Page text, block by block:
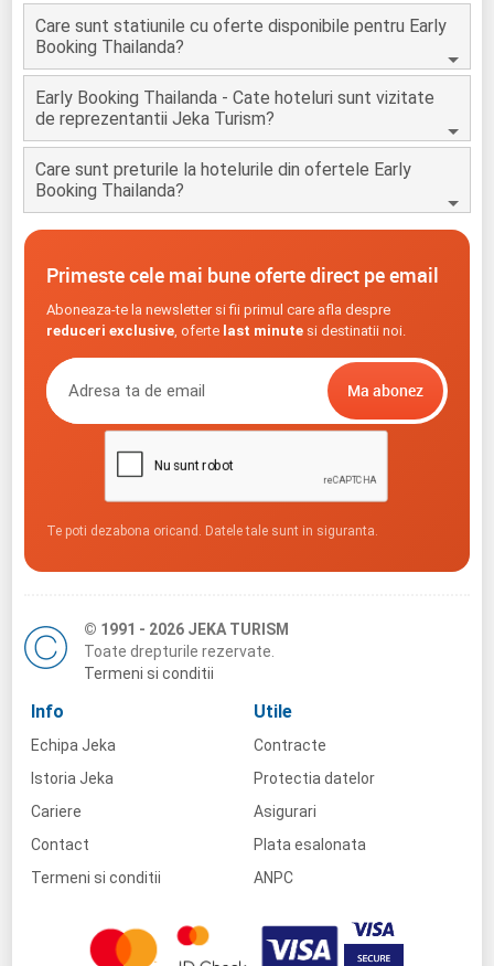
Care sunt statiunile cu oferte disponibile pentru Early
Booking Thailanda?
Early Booking Thailanda - Cate hoteluri sunt vizitate
de reprezentantii Jeka Turism?
Care sunt preturile la hotelurile din ofertele Early
Booking Thailanda?
Primeste cele mai bune oferte direct pe email
Aboneaza-te la newsletter si fii primul care afla despre
reduceri exclusive, oferte last minutesi destinatii noi.
Te poti dezabona oricand. Datele tale sunt in siguranta.
© 1991 - 2026 JEKA TURISM
Toate drepturile rezervate.
Termeni si conditii
Info
Echipa Jeka
Istoria Jeka
Cariere
Contact
Termeni si conditii
Utile
Contracte
Protectia datelor
Asigurari
Plata esalonata
ANPC